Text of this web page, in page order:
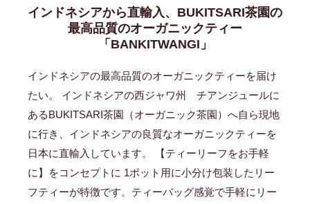
インドネシアから直輸入、BUKITSARI茶園の
最高品質のオーガニックティー
「BANKITWANGI」
インドネシアの最高品質のオーガニックティーを届け
たい。 インドネシアの西ジャワ州 チアンジュールに
あるBUKITSARI茶園（オーガニック茶園）へ自ら現地
に行き、インドネシアの良質なオーガニックティーを
日本に直輸入しています。 【ティーリーフをお手軽
に】をコンセプトに 1ポット用に小分け包装したリー
フティーが特徴です。ティーバッグ感覚で手軽にリー